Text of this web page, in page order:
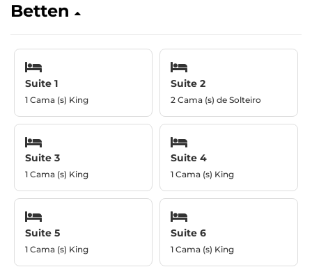
Betten
Suite 1
1 Cama (s) King
Suite 2
2 Cama (s) de Solteiro
Suite 3
1 Cama (s) King
Suite 4
1 Cama (s) King
Suite 5
1 Cama (s) King
Suite 6
1 Cama (s) King